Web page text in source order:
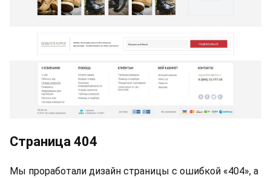
Страница 404
Мы проработали дизайн страницы с ошибкой «404», а